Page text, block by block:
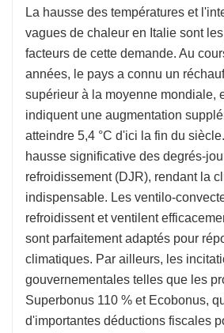
La hausse des températures et
vagues de chaleur en Italie sont
facteurs de cette demande. Au
années, le pays a connu un
supérieur à la moyenne mondiale,
indiquent une augmentation
atteindre 5,4 °C d'ici la fin du
hausse significative des degrés-
refroidissement (DJR), rendant la
indispensable. Les ventilo-
refroidissent et ventilent
sont parfaitement adaptés pour
climatiques. Par ailleurs, les
gouvernementales telles que les
Superbonus 110 % et Ecobonus,
d'importantes déductions fiscales